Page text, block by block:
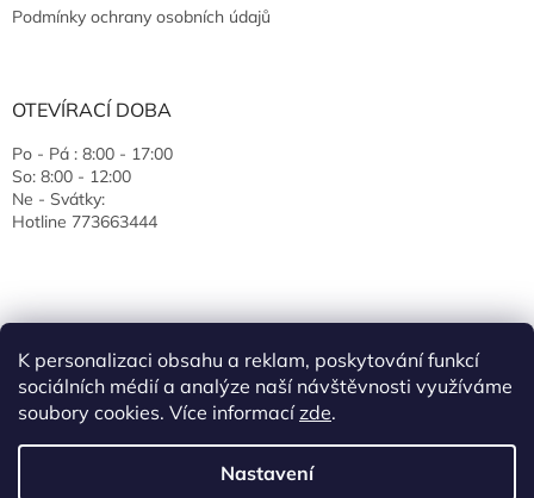
K personalizaci obsahu a reklam, poskytování funkcí
sociálních médií a analýze naší návštěvnosti využíváme
soubory cookies. Více informacízde.
Nastavení
Podmínky ochrany osobních údajů
OTEVÍRACÍ DOBA
Po - Pá : 8:00 - 17:00
So: 8:00 - 12:00
Ne - Svátky:
Hotline 773663444